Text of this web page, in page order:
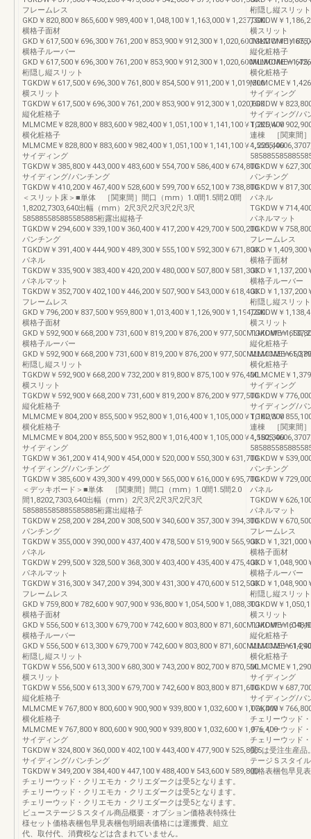
フレームレス
GKD￥820,800￥865,600￥989,400￥1,048,100￥1,163,000￥1,237,300
横格子面材
GKD￥617,500￥696,300￥761,200￥853,900￥912,300￥1,020,600MLMCME￥
横格子ルーバー
GKD￥617,500￥696,300￥761,200￥853,900￥912,300￥1,020,600MLMCME￥
桁隠し縦スリット
TGKDW￥617,500￥696,300￥761,800￥854,500￥911,200￥1,019,500
横スリット
TGKDW￥617,500￥696,300￥761,200￥853,900￥912,300￥1,020,600
縦化粧格子
MLMCME￥828,800￥883,600￥982,400￥1,051,100￥1,141,100￥1,225,400
横化粧格子
MLMCME￥828,800￥883,600￥982,400￥1,051,100￥1,141,100￥1,225,400
サイディング
TGKDW￥385,800￥443,000￥483,600￥554,700￥586,400￥674,800
サイディング/パンチング
TGKDW￥410,200￥467,400￥528,600￥599,700￥652,100￥738,800
＜スリット床＞■単体 ［関東間］間口（mm）1.0間1.5間2.0間
1,8202,7303,640出幅（mm）2尺3尺2尺3尺2尺3尺
585885585885585885桁露出縦格子
TGKDW￥294,600￥339,100￥360,400￥417,200￥429,700￥500,200
パンチング
TGKDW￥391,400￥444,900￥489,300￥555,100￥592,300￥671,800
パネル
TGKDW￥335,900￥383,400￥420,200￥480,000￥507,800￥581,300
パネルマット
TGKDW￥352,700￥402,100￥446,200￥507,900￥543,000￥618,400
フレームレス
GKD￥796,200￥837,500￥959,800￥1,013,400￥1,126,900￥1,194,200
横格子面材
GKD￥592,900￥668,200￥731,600￥819,200￥876,200￥977,500MLMCME￥
横格子ルーバー
GKD￥592,900￥668,200￥731,600￥819,200￥876,200￥977,500MLMCME￥
桁隠し縦スリット
TGKDW￥592,900￥668,200￥732,200￥819,800￥875,100￥976,400
横スリット
TGKDW￥592,900￥668,200￥731,600￥819,200￥876,200￥977,500
縦化粧格子
MLMCME￥804,200￥855,500￥952,800￥1,016,400￥1,105,000￥1,182,300
横化粧格子
MLMCME￥804,200￥855,500￥952,800￥1,016,400￥1,105,000￥1,182,300
サイディング
TGKDW￥361,200￥414,900￥454,000￥520,000￥550,300￥631,700
サイディング/パンチング
TGKDW￥385,600￥439,300￥499,000￥565,000￥616,000￥695,700
＜デッキボード＞■単体 ［関東間］間口（mm）1.0間1.5間2.0
間1,8202,7303,640出幅（mm）2尺3尺2尺3尺2尺3尺
585885585885585885桁露出縦格子
TGKDW￥258,200￥284,200￥308,500￥340,600￥357,300￥394,300
パンチング
TGKDW￥355,000￥390,000￥437,400￥478,500￥519,900￥565,900
パネル
TGKDW￥299,500￥328,500￥368,300￥403,400￥435,400￥475,400
パネルマット
TGKDW￥316,300￥347,200￥394,300￥431,300￥470,600￥512,500
フレームレス
GKD￥759,800￥782,600￥907,900￥936,800￥1,054,500￥1,088,300
横格子面材
GKD￥556,500￥613,300￥679,700￥742,600￥803,800￥871,600MLMCME￥
横格子ルーバー
GKD￥556,500￥613,300￥679,700￥742,600￥803,800￥871,600MLMCME￥
桁隠し縦スリット
TGKDW￥556,500￥613,300￥680,300￥743,200￥802,700￥870,500
横スリット
TGKDW￥556,500￥613,300￥679,700￥742,600￥803,800￥871,600
縦化粧格子
MLMCME￥767,800￥800,600￥900,900￥939,800￥1,032,600￥1,076,400
横化粧格子
MLMCME￥767,800￥800,600￥900,900￥939,800￥1,032,600￥1,076,400
サイディング
TGKDW￥324,800￥360,000￥402,100￥443,400￥477,900￥525,800
サイディング/パンチング
TGKDW￥349,200￥384,400￥447,100￥488,400￥543,600￥589,800
チェリーウッド・クリエモカ・クリエダークは受5となります。
チェリーウッド・クリエモカ・クリエダークは受5となります。
チェリーウッド・クリエモカ・クリエダークは受5となります。
ビューステージＳスタイル商品概要・オプション価格表特殊仕
様セット価格表梱包早見表梱包明細表価格には運搬費、組立
代、取付代、消費税などは含まれていません。
桁隠し縦スリット
TGKDW￥
横スリット
TGKDW￥
縦化粧格子
MLMCME￥
横化粧格子
MLMCME￥
サイディング
TGKDW￥
サイディング/パ
TGKDW￥
連棟 ［関東間］
TGKDW￥
パンチング
TGKDW￥
パネル
TGKDW￥
パネルマット
TGKDW￥
フレームレス
GKD￥1,409,300
横格子面材
GKD￥1,137,200
横格子ルーバー
GKD￥1,137,200
桁隠し縦スリット
TGKDW￥
横スリット
TGKDW￥
縦化粧格子
MLMCME￥
横化粧格子
MLMCME￥
サイディング
TGKDW￥
サイディング/パ
TGKDW￥
連棟 ［関東間］
TGKDW￥
パンチング
TGKDW￥
パネル
TGKDW￥
パネルマット
TGKDW￥
フレームレス
GKD￥1,321,000
横格子面材
GKD￥1,048,900
横格子ルーバー
GKD￥1,048,900
桁隠し縦スリット
TGKDW￥
横スリット
TGKDW￥
縦化粧格子
MLMCME￥
横化粧格子
MLMCME￥
サイディング
TGKDW￥
サイディング/パ
TGKDW￥
チェリーウッド
チェリーウッド
チェリーウッド
受5は受注生産品
テージＳスタイ
価格表梱包早見